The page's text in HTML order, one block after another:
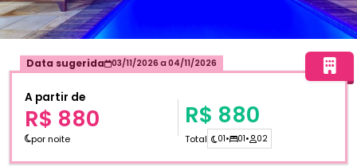
Data sugerida 03/11/2026 a 04/11/2026
A partir de
R$ 880
por noite
R$ 880
Total 01• 01• 02